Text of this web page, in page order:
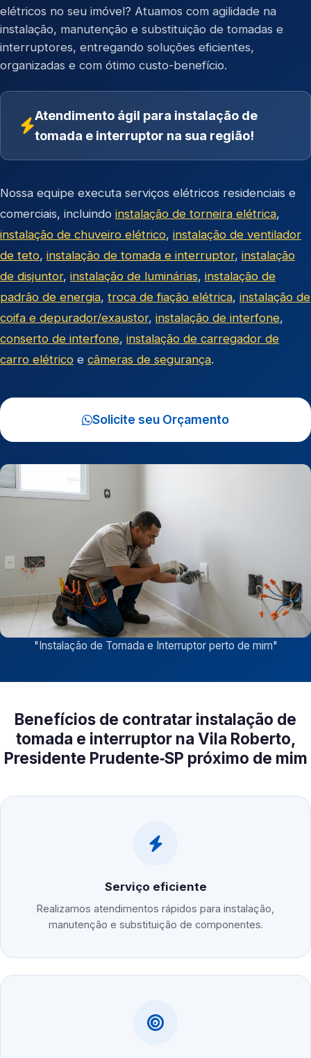
elétricos no seu imóvel? Atuamos com agilidade na
instalação, manutenção e substituição de tomadas e
interruptores, entregando soluções eficientes,
organizadas e com ótimo custo-benefício.
Atendimento ágil para instalação de
tomada e interruptor na sua região!
Nossa equipe executa serviços elétricos residenciais e
comerciais, incluindo instalação de torneira elétrica,
instalação de chuveiro elétrico, instalação de ventilador
de teto, instalação de tomada e interruptor, instalação
de disjuntor, instalação de luminárias, instalação de
padrão de energia, troca de fiação elétrica, instalação de
coifa e depurador/exaustor, instalação de interfone,
conserto de interfone, instalação de carregador de
carro elétrico e câmeras de segurança.
Solicite seu Orçamento
"Instalação de Tomada e Interruptor perto de mim"
Benefícios de contratar instalação de
tomada e interruptor na Vila Roberto,
Presidente Prudente‑SP próximo de mim
Serviço eficiente
Realizamos atendimentos rápidos para instalação,
manutenção e substituição de componentes.